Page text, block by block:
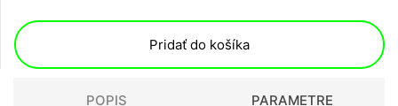
Pridať do košíka
POPIS PARAMETRE